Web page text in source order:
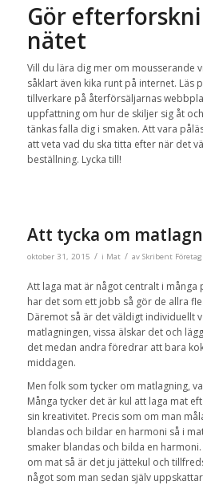
Gör
nätet
Vill du lära dig mer om mousserande
såklart även kika runt på internet. Läs
tillverkare på återförsäljarnas
uppfattning om hur de skiljer sig åt
tänkas falla dig i smaken. Att vara
att veta vad du ska titta efter när det
beställning. Lycka till!
Att tycka om
oktober 31, 2015 / i Mat / av Skribent
Att laga mat är något centralt i många
har det som ett jobb så gör de allra
Däremot så är det väldigt individuellt
matlagningen, vissa älskar det och
det medan andra föredrar att bara
middagen.
Men folk som tycker om matlagning,
Många tycker det är kul att laga mat
sin kreativitet. Precis som om man
blandas och bildar en harmoni så i
smaker blandas och bilda en
om mat så är det ju jättekul och
något som man sedan själv